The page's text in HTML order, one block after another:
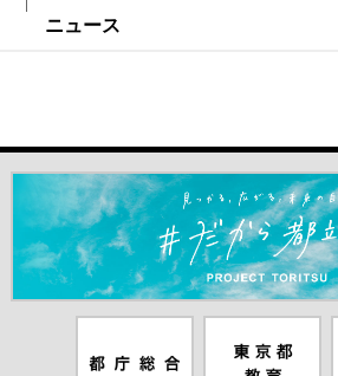
ニュース
＃だから都立高（別ウインドウが開き
ムページ（別
員会（別ウイ